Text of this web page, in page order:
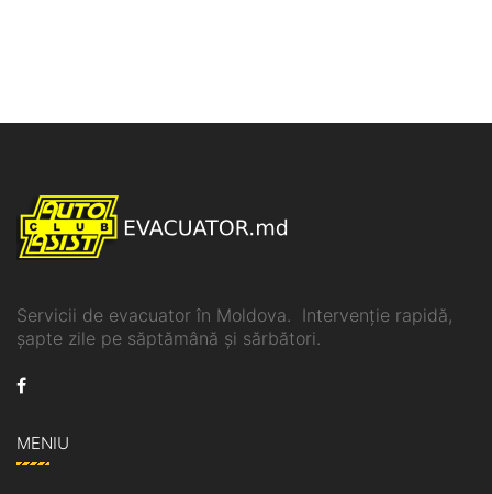
Servicii de evacuator în Moldova. Intervenție rapidă,
șapte zile pe săptămână și sărbători.
MENIU